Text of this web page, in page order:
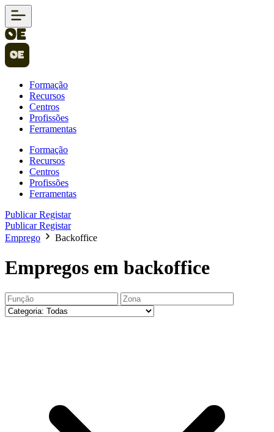
Formação
Recursos
Centros
Profissões
Ferramentas
Formação
Recursos
Centros
Profissões
Ferramentas
PublicarRegistar
PublicarRegistar
Emprego
Backoffice
Empregos em backoffice